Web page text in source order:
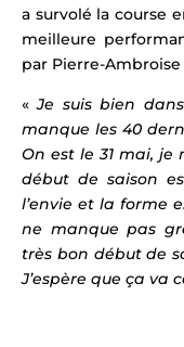
a survolé la course
meilleure
par Pierre-Ambroise
«Je suis bien
manque les 40
On est le 31 mai,
début de saison
l’envie et la forme
ne manque pas
très bon début de
J’espère que ça va